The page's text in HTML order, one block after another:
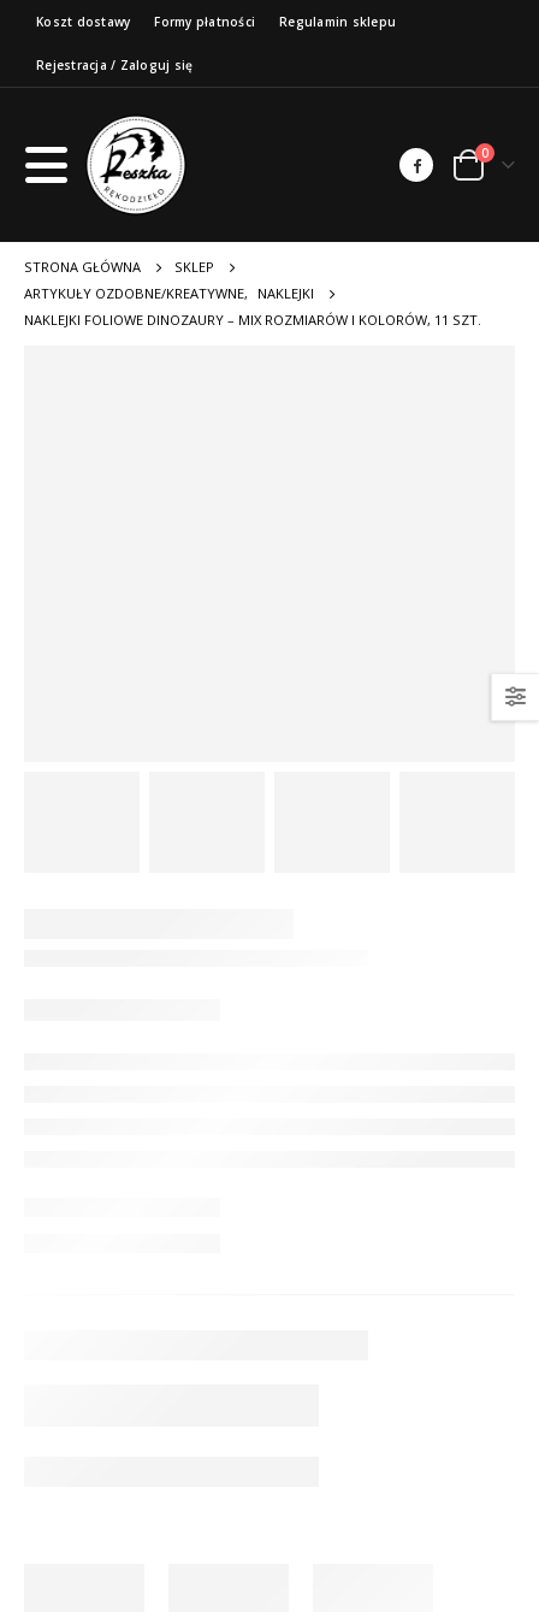
Koszt dostawy Formy płatności Regulamin sklepu
Rejestracja / Zaloguj się
0
STRONA GŁÓWNA
SKLEP
ARTYKUŁY OZDOBNE/KREATYWNE,
NAKLEJKI
NAKLEJKI FOLIOWE DINOZAURY – MIX ROZMIARÓW I KOLORÓW, 11 SZT.